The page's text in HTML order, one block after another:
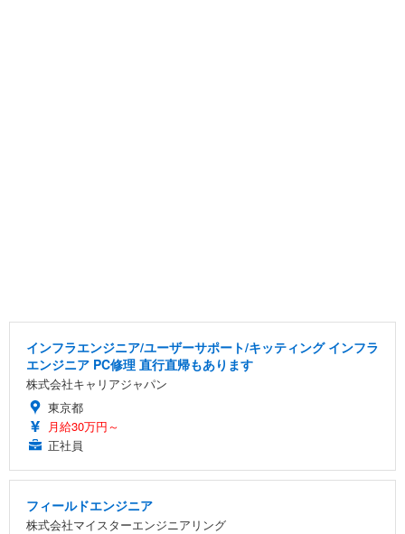
インフラエンジニア/ユーザーサポート/キッティング インフラ
エンジニア PC修理 直行直帰もあります
株式会社キャリアジャパン
東京都
月給30万円～
正社員
フィールドエンジニア
株式会社マイスターエンジニアリング